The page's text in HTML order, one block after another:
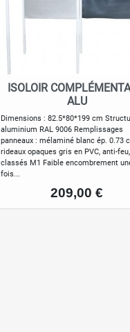
 Aperçu rapide
ISOLOIR
ALU
Dimensions : 82.5*80*199 cm
aluminium RAL 9006 Remplissages
panneaux : mélaminé blanc ép. 0.73
rideaux opaques gris en PVC, anti-feu,
classés M1 Faible encombrement
fois...
Prix
209,00 €